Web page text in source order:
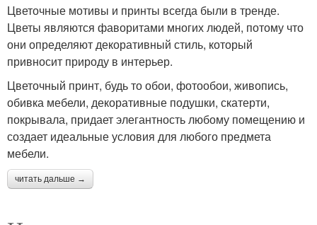
Цветочные мотивы и принты всегда были в тренде.
Цветы являются фаворитами многих людей, потому что
они определяют декоративный стиль, который
привносит природу в интерьер.
Цветочный принт, будь то обои, фотообои, живопись,
обивка мебели, декоративные подушки, скатерти,
покрывала, придает элегантность любому помещению и
создает идеальные условия для любого предмета
мебели.
читать дальше →